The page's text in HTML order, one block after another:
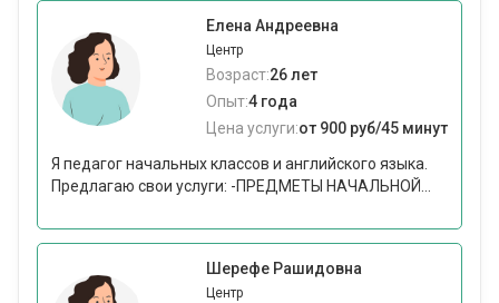
Елена Андреевна
Центр
Возраст:26 лет
Опыт:4 года
Цена услуги:от 900 руб/45 минут
Я педагог начальных классов и английского языка.
Предлагаю свои услуги: -ПРЕДМЕТЫ НАЧАЛЬНОЙ...
Шерефе Рашидовна
Центр